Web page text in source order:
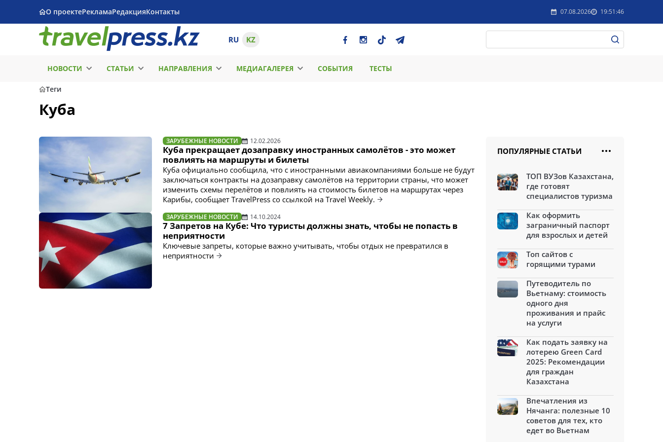
О проектеРекламаРедакцияКонтакты 07.08.2026 19:51:46
RU KZ
НОВОСТИ СТАТЬИ НАПРАВЛЕНИЯ МЕДИАГАЛЕРЕЯ СОБЫТИЯ ТЕСТЫ
Теги
Куба
ЗАРУБЕЖНЫЕ НОВОСТИ 12.02.2026
Куба прекращает дозаправку иностранных самолётов - это может
повлиять на маршруты и билеты
Куба официально сообщила, что с иностранными авиакомпаниями больше не будут
заключаться контракты на дозаправку самолётов на территории страны, что может
изменить схемы перелётов и повлиять на стоимость билетов на маршрутах через
Карибы, сообщает TravelPress со ссылкой на Travel Weekly.
ЗАРУБЕЖНЫЕ НОВОСТИ 14.10.2024
7 Запретов на Кубе: Что туристы должны знать, чтобы не попасть в
неприятности
Ключевые запреты, которые важно учитывать, чтобы отдых не превратился в
неприятности
ПОПУЛЯРНЫЕ СТАТЬИ
ТОП ВУЗов Казахстана,
где готовят
специалистов туризма
Как оформить
заграничный паспорт
для взрослых и детей
Топ сайтов с
горящими турами
Путеводитель по
Вьетнаму: стоимость
одного дня
проживания и прайс
на услуги
Как подать заявку на
лотерею Green Card
2025: Рекомендации
для граждан
Казахстана
Впечатления из
Нячанга: полезные 10
советов для тех, кто
едет во Вьетнам